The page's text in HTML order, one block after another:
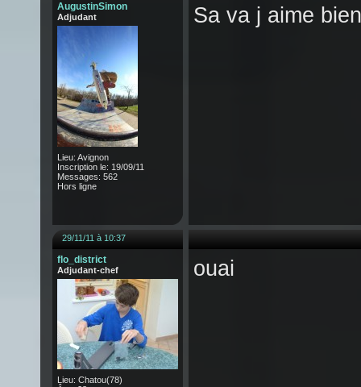
AugustinSimon
Adjudant
Lieu: Avignon
Inscription le: 19/09/11
Messages: 562
Hors ligne
Sa va j aime
29/11/11 à 10:37
flo_district
Adjudant-chef
Lieu: Chatou(78)
ouai